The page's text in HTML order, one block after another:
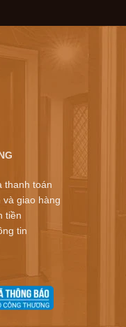
thanh toán
và giao hàng
tiền
tin